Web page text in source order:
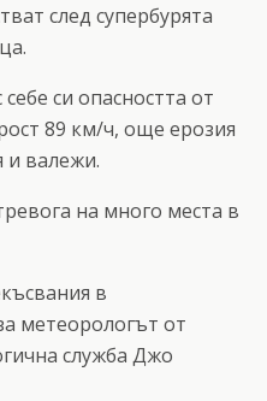
след супербурята
си опасността от
89 км/ч, още ерозия
и валежи.
на много места в
в
метеорологът от
служба Джо